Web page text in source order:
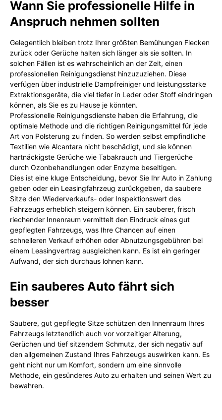
Wann Sie professionelle Hilfe in
Anspruch nehmen sollten
Gelegentlich bleiben trotz Ihrer größten Bemühungen Flecken
zurück oder Gerüche halten sich länger als sie sollten. In
solchen Fällen ist es wahrscheinlich an der Zeit, einen
professionellen Reinigungsdienst hinzuzuziehen. Diese
verfügen über industrielle Dampfreiniger und leistungsstarke
Extraktionsgeräte, die viel tiefer in Leder oder Stoff eindringen
können, als Sie es zu Hause je könnten.
Professionelle Reinigungsdienste haben die Erfahrung, die
optimale Methode und die richtigen Reinigungsmittel für jede
Art von Polsterung zu finden. So werden selbst empfindliche
Textilien wie Alcantara nicht beschädigt, und sie können
hartnäckigste Gerüche wie Tabakrauch und Tiergerüche
durch Ozonbehandlungen oder Enzyme beseitigen.
Dies ist eine kluge Entscheidung, bevor Sie Ihr Auto in Zahlung
geben oder ein Leasingfahrzeug zurückgeben, da saubere
Sitze den Wiederverkaufs- oder Inspektionswert des
Fahrzeugs erheblich steigern können. Ein sauberer, frisch
riechender Innenraum vermittelt den Eindruck eines gut
gepflegten Fahrzeugs, was Ihre Chancen auf einen
schnelleren Verkauf erhöhen oder Abnutzungsgebühren bei
einem Leasingvertrag ausgleichen kann. Es ist ein geringer
Aufwand, der sich durchaus lohnen kann.
Ein sauberes Auto fährt sich
besser
Saubere, gut gepflegte Sitze schützen den Innenraum Ihres
Fahrzeugs letztendlich auch vor vorzeitiger Alterung,
Gerüchen und tief sitzendem Schmutz, der sich negativ auf
den allgemeinen Zustand Ihres Fahrzeugs auswirken kann. Es
geht nicht nur um Komfort, sondern um eine sinnvolle
Methode, ein gesünderes Auto zu erhalten und seinen Wert zu
bewahren.